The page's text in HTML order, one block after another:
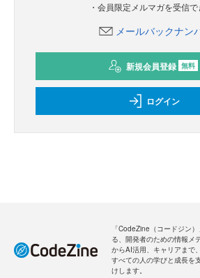
・会員限定メルマガを受信
メールバックナン
新規会員登録 無料
ログイン
「CodeZine（コードジン
る、開発者のための情報メ
からAI活用、キャリアまで
すべての人の学びと成長を
けします。